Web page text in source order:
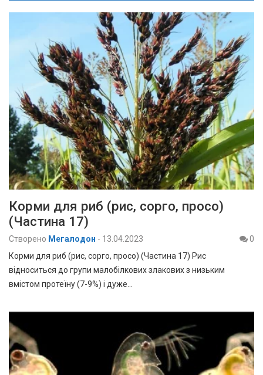
Корми для риб (рис, сорго, просо)
(Частина 17)
Створено Мегалодон - 13.04.2023
0
Корми для риб (рис, сорго, просо) (Частина 17) Рис
відноситься до групи малобілкових злакових з низьким
вмістом протеїну (7-9%) і дуже…